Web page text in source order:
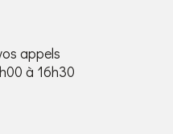
appels
à 16h30